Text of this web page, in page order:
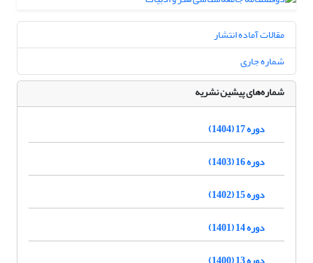
مقالات آماده انتشار
شماره جاری
شماره‌های پیشین نشریه
دوره 17 (1404)
دوره 16 (1403)
دوره 15 (1402)
دوره 14 (1401)